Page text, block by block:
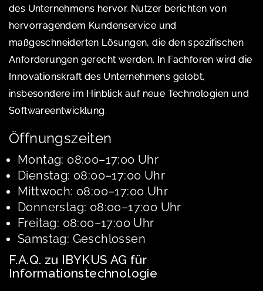
des Unternehmens hervor. Nutzer berichten von
hervorragendem Kundenservice und
maßgeschneiderten Lösungen, die den spezifischen
Anforderungen gerecht werden. In Fachforen wird die
Innovationskraft des Unternehmens gelobt,
insbesondere im Hinblick auf neue Technologien und
Softwareentwicklung.
Öffnungszeiten
Montag: 08:00–17:00 Uhr
Dienstag: 08:00–17:00 Uhr
Mittwoch: 08:00–17:00 Uhr
Donnerstag: 08:00–17:00 Uhr
Freitag: 08:00–17:00 Uhr
Samstag: Geschlossen
F.A.Q. zu IBYKUS AG für
Informationstechnologie